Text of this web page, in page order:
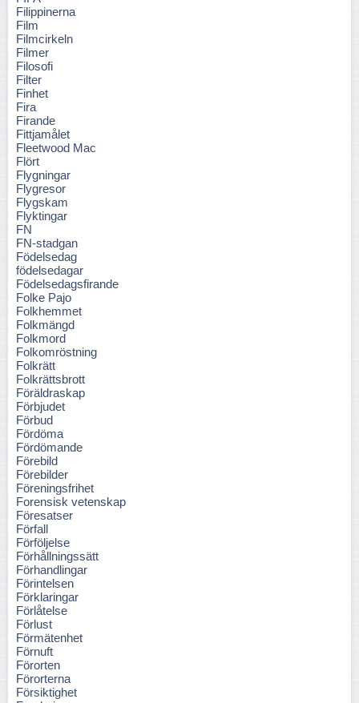
Filippinerna
Film
Filmcirkeln
Filmer
Filosofi
Filter
Finhet
Fira
Firande
Fittjamålet
Fleetwood Mac
Flört
Flygningar
Flygresor
Flygskam
Flyktingar
FN
FN-stadgan
Födelsedag
födelsedagar
Födelsedagsfirande
Folke Pajo
Folkhemmet
Folkmängd
Folkmord
Folkomröstning
Folkrätt
Folkrättsbrott
Föräldraskap
Förbjudet
Förbud
Fördöma
Fördömande
Förebild
Förebilder
Föreningsfrihet
Forensisk vetenskap
Föresatser
Förfall
Förföljelse
Förhållningssätt
Förhandlingar
Förintelsen
Förklaringar
Förlåtelse
Förlust
Förmätenhet
Förnuft
Förorten
Förorterna
Försiktighet